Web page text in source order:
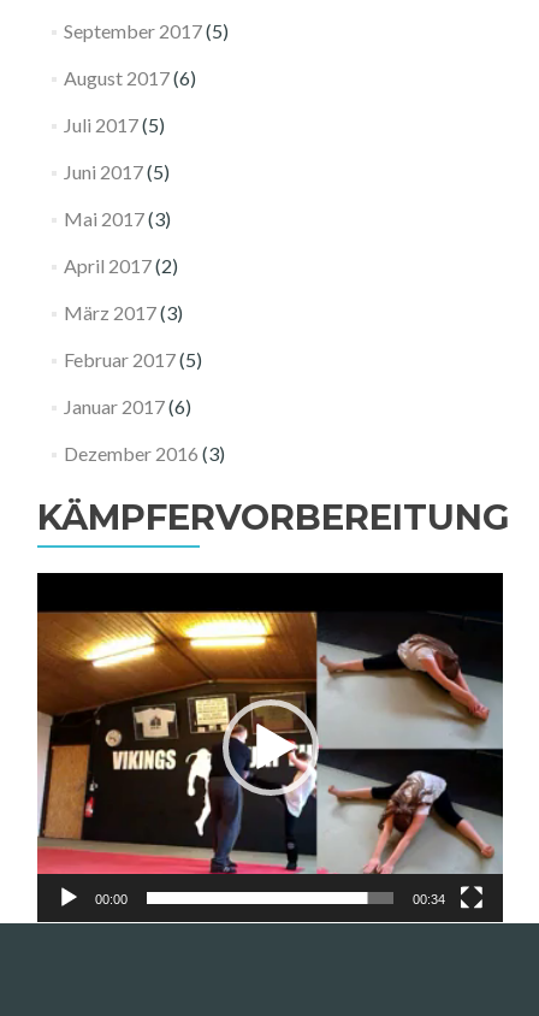
September 2017(5)
August 2017(6)
Juli 2017(5)
Juni 2017(5)
Mai 2017(3)
April 2017(2)
März 2017(3)
Februar 2017(5)
Januar 2017(6)
Dezember 2016 (3)
KÄMPFERVORBEREITUNG
Player
00:00 00:34